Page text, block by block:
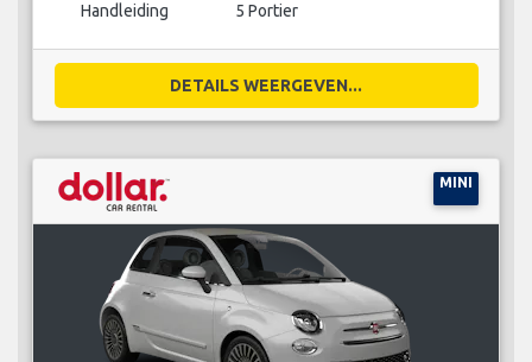
Handleiding 5 Portier
DETAILS WEERGEVEN...
MINI